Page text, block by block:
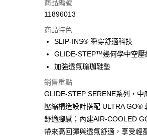
大哥付你分期
相關說明
1.本服務由台灣大哥大提供，台灣大
2.付款方式選擇「大哥付你分期」，
流程，驗證手機門號後，選擇欲分期
完成交易。
3.實際核准額度、可分期數及費用
4.訂單成立30分鐘內，如未前往確認
消。如遇「轉專審核」未通過狀況
無法說明評估內容。
ATM付款
宅配
每筆NT$100，滿NT$2,500(含
商品編號
11896013
商品特色
SLIP-INS® 瞬穿舒適科技
GLIDE-STEP™幾何學中空壓
加強透氣瑜珈鞋墊
銷售重點
GLIDE-STEP SERENE系列，
壓縮構造設計搭配 ULTRA GO®
舒適腳感；內建AIR-COOLED
帶來高回彈與透氣舒適，享受輕